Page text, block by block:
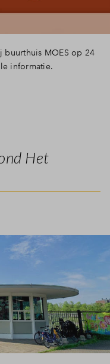
Inloggen
MOES op 24
informatie.
Het